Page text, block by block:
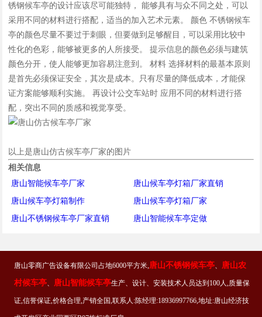
锈钢候车亭的设计应该尽可能独特， 能够具有与众不同之处，可以
采用不同的材料进行搭配，适当的加入艺术元素。 颜色 不锈钢候车
亭的颜色尽量不要过于刺眼，但要做到足够醒目，可以采用比较中
性化的色彩，能够被更多的人所接受。 提示信息的颜色必须与建筑
颜色分开，使人能够更加容易注意到。 材料 选择材料的最基本原则
是首先必须保证安全，其次是成本。只有尽量的降低成本，才能保
证方案能够顺利实施。 再设计公交车站时 应用不同的材料进行搭
配，突出不同的质感和视觉享受。
以上是唐山仿古候车亭厂家的图片
相关信息
唐山智能候车亭厂家
唐山候车亭灯箱厂家直销
唐山候车亭灯箱制作
唐山候车亭灯箱厂家
唐山不锈钢候车亭厂家直销
唐山智能候车亭定做
唐山零商广告设备有限公司占地6000平方米,唐山不锈钢候车亭、 唐山农
村候车亭、 唐山智能候车亭生产、设计、安装技术人员达到100人,质量保
证,信誉保证,价格合理,产销全国,联系人:陈经理:18936997766,地址:唐山经济技